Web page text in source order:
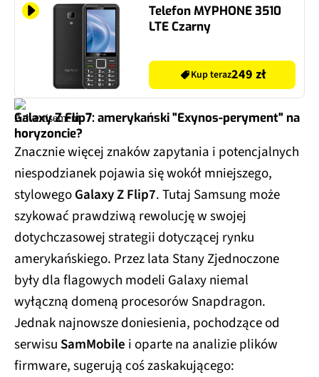
Telefon MYPHONE 3510
LTE Czarny
Kup teraz249 zł
Galaxy Z Flip7: amerykański "Exynos-peryment" na
horyzoncie?
Znacznie więcej znaków zapytania i potencjalnych
niespodzianek pojawia się wokół mniejszego,
stylowegoGalaxy Z Flip7. Tutaj Samsung może
szykować prawdziwą rewolucję w swojej
dotychczasowej strategii dotyczącej rynku
amerykańskiego. Przez lata Stany Zjednoczone
były dla flagowych modeli Galaxy niemal
wyłączną domeną procesorów Snapdragon.
Jednak najnowsze doniesienia, pochodzące od
serwisu SamMobile i oparte na analizie plików
firmware, sugerują coś zaskakującego: